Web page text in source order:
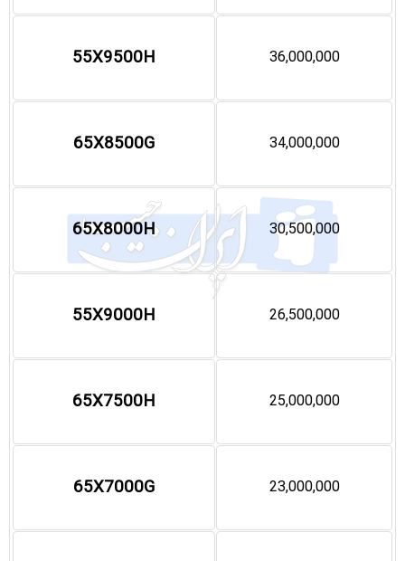
36,000,000
55X9500H
34,000,000
65X8500G
30,500,000
65X8000H
26,500,000
55X9000H
25,000,000
65X7500H
23,000,000
65X7000G